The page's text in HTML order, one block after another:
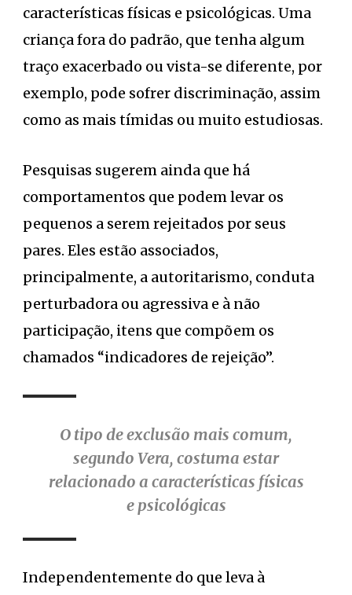
características físicas e psicológicas. Uma
criança fora do padrão, que tenha algum
traço exacerbado ou vista-se diferente, por
exemplo, pode sofrer discriminação, assim
como as mais tímidas ou muito estudiosas.
Pesquisas sugerem ainda que há
comportamentos que podem levar os
pequenos a serem rejeitados por seus
pares. Eles estão associados,
principalmente, a autoritarismo, conduta
perturbadora ou agressiva e à não
participação, itens que compõem os
chamados “indicadores de rejeição”.
O tipo de exclusão mais comum,
segundo Vera, costuma estar
relacionado a características físicas
e psicológicas
Independentemente do que leva à